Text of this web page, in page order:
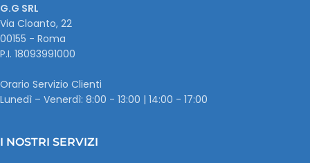
G.G SRL
Via Cloanto, 22
00155 - Roma
P.I. ‭18093991000
Orario Servizio Clienti
Lunedì – Venerdì: 8:00 - 13:00 | 14:00 - 17:00
I NOSTRI SERVIZI